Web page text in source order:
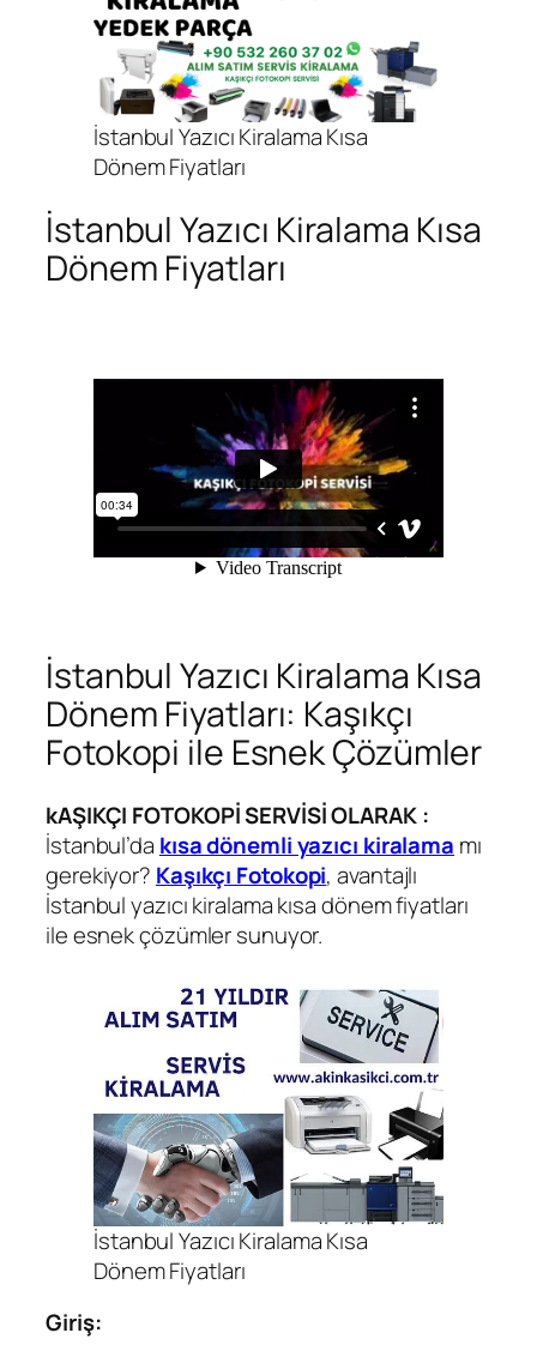
İstanbul Yazıcı Kiralama Kısa
Dönem Fiyatları
İstanbul Yazıcı Kiralama Kısa
Dönem Fiyatları
İstanbul Yazıcı Kiralama Kısa
Dönem Fiyatları: Kaşıkçı
Fotokopi ile Esnek Çözümler
kAŞIKÇI FOTOKOPİ SERVİSİ OLARAK :
İstanbul’da kısa dönemli yazıcı kiralama mı
gerekiyor? Kaşıkçı Fotokopi, avantajlı
İstanbul yazıcı kiralama kısa dönem fiyatları
ile esnek çözümler sunuyor.
İstanbul Yazıcı Kiralama Kısa
Dönem Fiyatları
Giriş: